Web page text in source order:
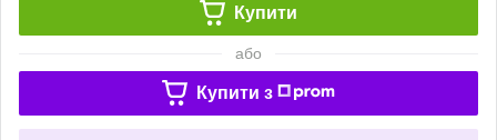
Купити
або
Купити з